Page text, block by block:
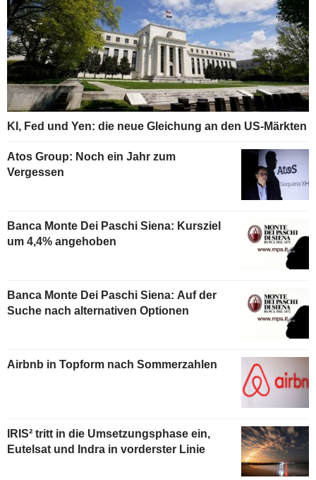
KI, Fed und Yen: die neue Gleichung an den US-Märkten
Atos Group: Noch ein Jahr zum
Vergessen
Banca Monte Dei Paschi Siena: Kursziel
um 4,4% angehoben
Banca Monte Dei Paschi Siena: Auf der
Suche nach alternativen Optionen
Airbnb in Topform nach Sommerzahlen
IRIS² tritt in die Umsetzungsphase ein,
Eutelsat und Indra in vorderster Linie